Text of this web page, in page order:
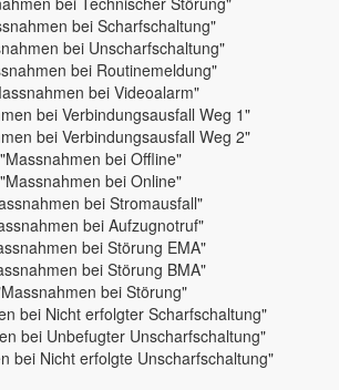
bei Scharfschaltung"
bei Unscharfschaltung"
bei Routinemeldung"
bei Videoalarm"
bei Verbindungsausfall Weg 1"
bei Verbindungsausfall Weg 2"
"Massnahmen bei Offline"
"Massnahmen bei Online"
bei Stromausfall"
bei Aufzugnotruf"
bei Störung EMA"
bei Störung BMA"
bei Störung"
bei Nicht erfolgter Scharfschaltung"
bei Unbefugter Unscharfschaltung"
bei Nicht erfolgte Unscharfschaltung"